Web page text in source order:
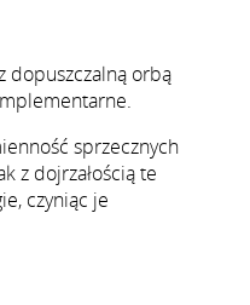
dopuszczalną orbą
sprzecznych
z dojrzałością te
czyniąc je